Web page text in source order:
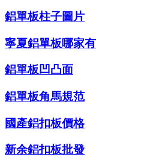
鋁單板柱子圖片
寧夏鋁單板哪家有
鋁單板凹凸面
鋁單板角馬規范
國產鋁扣板價格
新余鋁扣板批發